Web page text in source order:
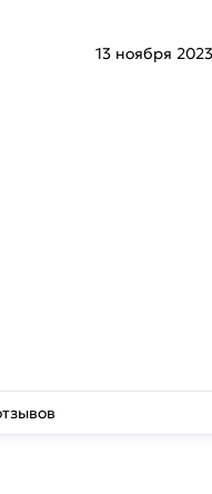
13 ноября 2023